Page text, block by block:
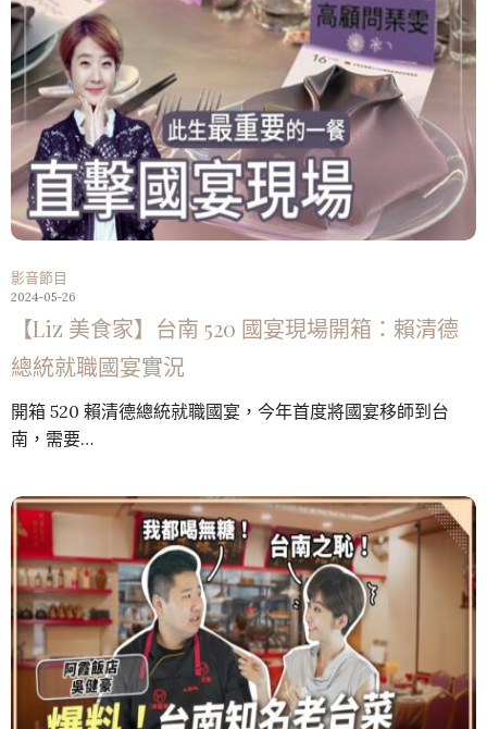
影音節目
2024-05-26
【Liz 美食家】台南 520 國宴現場開箱：賴清德
總統就職國宴實況
開箱 520 賴清德總統就職國宴，今年首度將國宴移師到台
南，需要…